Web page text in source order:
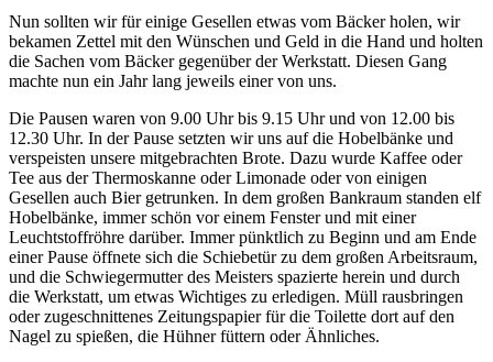
Nun sollten wir für einige Gesellen etwas vom Bäcker holen, wir
bekamen Zettel mit den Wünschen und Geld in die Hand und holten
die Sachen vom Bäcker gegenüber der Werkstatt. Diesen Gang
machte nun ein Jahr lang jeweils einer von uns.
Die Pausen waren von 9.00 Uhr bis 9.15 Uhr und von 12.00 bis
12.30 Uhr. In der Pause setzten wir uns auf die Hobelbänke und
verspeisten unsere mitgebrachten Brote. Dazu wurde Kaffee oder
Tee aus der Thermoskanne oder Limonade oder von einigen
Gesellen auch Bier getrunken. In dem großen Bankraum standen elf
Hobelbänke, immer schön vor einem Fenster und mit einer
Leuchtstoffröhre darüber. Immer pünktlich zu Beginn und am Ende
einer Pause öffnete sich die Schiebetür zu dem großen Arbeitsraum,
und die Schwiegermutter des Meisters spazierte herein und durch
die Werkstatt, um etwas Wichtiges zu erledigen. Müll rausbringen
oder zugeschnittenes Zeitungspapier für die Toilette dort auf den
Nagel zu spießen, die Hühner füttern oder Ähnliches.